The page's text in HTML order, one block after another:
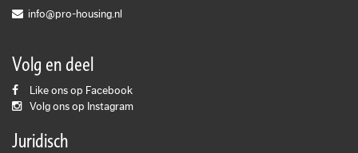
info@pro-housing.nl
Volg en deel
Like ons op Facebook
Volg ons op Instagram
Juridisch